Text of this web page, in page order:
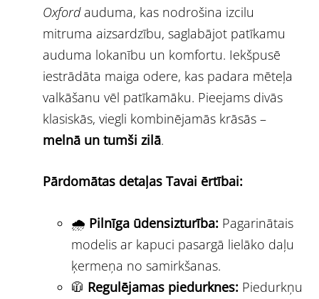
Oxfordauduma, kas nodrošina izcilu
mitruma aizsardzību, saglabājot patīkamu
auduma lokanību un komfortu. Iekšpusē
iestrādāta maiga odere, kas padara mēteļa
valkāšanu vēl patīkamāku. Pieejams divās
klasiskās, viegli kombinējamās krāsās –
melnā un tumši zilā.
Pārdomātas detaļas Tavai ērtībai:
🌧️ Pilnīga ūdensizturība: Pagarinātais
modelis ar kapuci pasargā lielāko daļu
ķermeņa no samirkšanas.
🧥 Regulējamas piedurknes: Piedurkņu